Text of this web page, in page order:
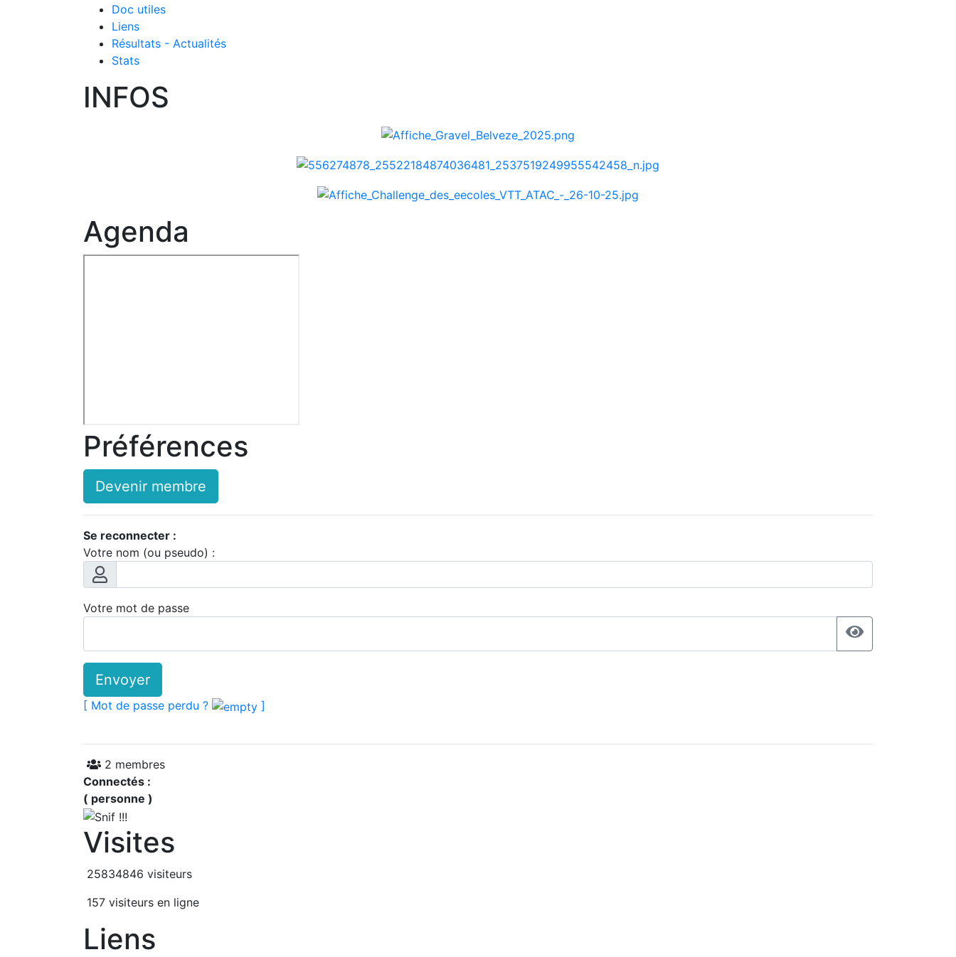
Doc utiles
Liens
Résultats - Actualités
Stats
INFOS
Agenda
Préférences
Devenir membre
Se reconnecter :
Votre nom (ou pseudo) :
Votre mot de passe
Envoyer
[ Mot de passe perdu ? ]
2 membres
Connectés :
( personne )
Visites
25834846 visiteurs
157 visiteurs en ligne
Liens